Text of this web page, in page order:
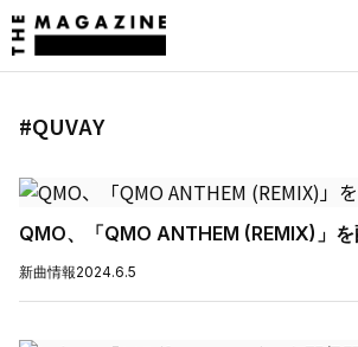
#QUVAY
QMO、「QMO ANTHEM (REMIX)」
新曲情報2024.6.5